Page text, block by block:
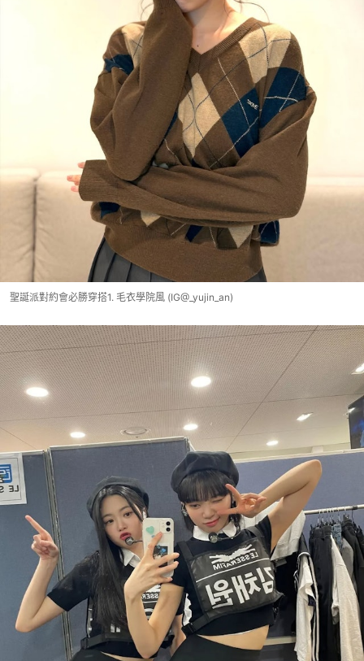
聖誕派對約會必勝穿搭1. 毛衣學院風 (IG@_yujin_an)